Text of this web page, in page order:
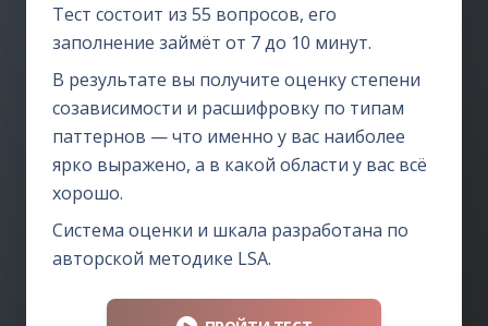
Тест состоит из 55 вопросов, его
заполнение займёт от 7 до 10 минут.
В результате вы получите оценку степени
созависимости и расшифровку по типам
паттернов — что именно у вас наиболее
ярко выражено, а в какой области у вас всё
хорошо.
Система оценки и шкала разработана по
авторской методике LSA.